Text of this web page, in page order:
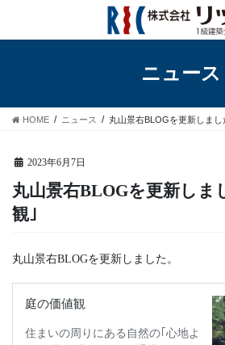
テ
ス
ゲ
ン
ニュース
HOME ニュース 丸山景右BLOGを更新しまし
2023年6月7日
丸山景右BLOGを更新しました。｢庭の価値
観｣
丸山景右BLOGを更新しました。